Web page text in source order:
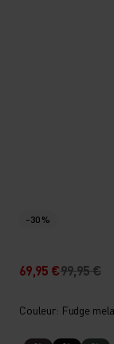
-30 %
69,95 €99,95 €
Couleur: Fudge